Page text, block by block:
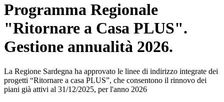
Programma Regionale
"Ritornare a Casa PLUS".
Gestione annualità 2026.
La Regione Sardegna ha approvato le linee di indirizzo integrate dei
progetti “Ritornare a casa PLUS”, che consentono il rinnovo dei
piani già attivi al 31/12/2025, per l'anno 2026